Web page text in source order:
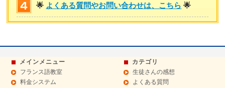
🌟 よくある質問やお問い合わせは、こちら 🌟
メインメニュー
フランス語教室
料金システム
カテゴリ
生徒さんの感想
よくある質問